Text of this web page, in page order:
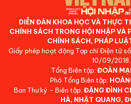
DIỄN ĐÀN KHOA HỌC VÀ THỰC
CHÍNH SÁCH TRONG HỘI NHẬP VÀ
CHÍNH SÁCH, PHÁP
Giấy phép hoạt động Tạp chí Điện tử
10/09/2018.
Tổng Biên tập: ĐOÀN
Phó Tổng Biên tập:
Ban Thư ký - Biên tập: ĐẶNG ĐÌNH
HÀ, NHẬT QUANG,